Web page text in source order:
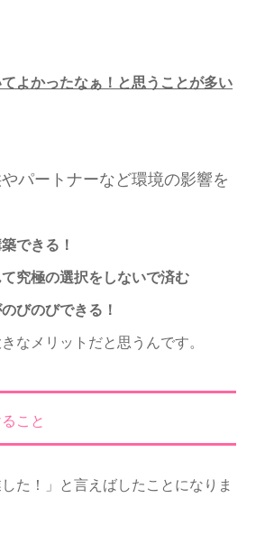
よかったなぁ！と思うことが多い
パートナーなど環境の影響を
できる！
究極の選択をしないで済む
びのびできる！
なメリットだと思うんです。
こと
た！」と言えばしたことになりま